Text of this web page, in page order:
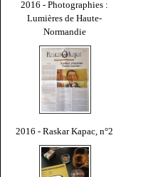
2016 - Photographies :
Lumières de Haute-
Normandie
2016 - Raskar Kapac, n°2